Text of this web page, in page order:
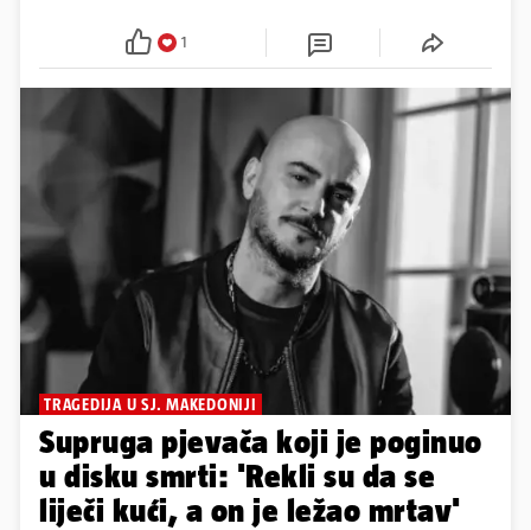
1
TRAGEDIJA U SJ. MAKEDONIJI
Supruga pjevača koji je poginuo
u disku smrti: 'Rekli su da se
liječi kući, a on je ležao mrtav'